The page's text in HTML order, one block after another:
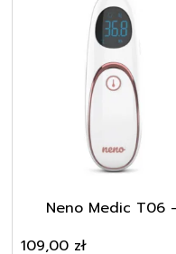
Neno Medic T06
109,00 zł